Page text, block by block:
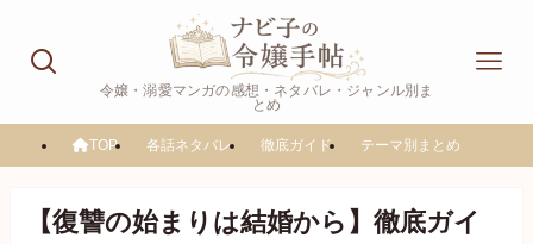
令嬢・溺愛マンガの感想・ネタバレ・ジャンル別ま
とめ
TOP 各話ネタバレ 徹底ガイド テーマ別まとめ
【復讐の始まりは結婚から】徹底ガイ